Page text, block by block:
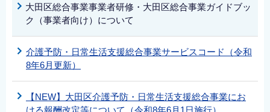
大田区総合事業事業者研修・大田区総合事業ガイドブッ
ク（事業者向け）について
介護予防・日常生活支援総合事業サービスコード（令和
8年6月更新）
【NEW】大田区介護予防・日常生活支援総合事業にお